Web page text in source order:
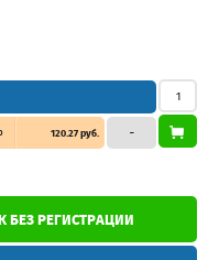
120.27 руб. –
БЕЗ РЕГИСТРАЦИИ